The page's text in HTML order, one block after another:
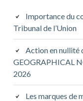
Importance du
Tribunal de l’Union
Action en nullité
GEOGRAPHICAL
2026
Les marques de